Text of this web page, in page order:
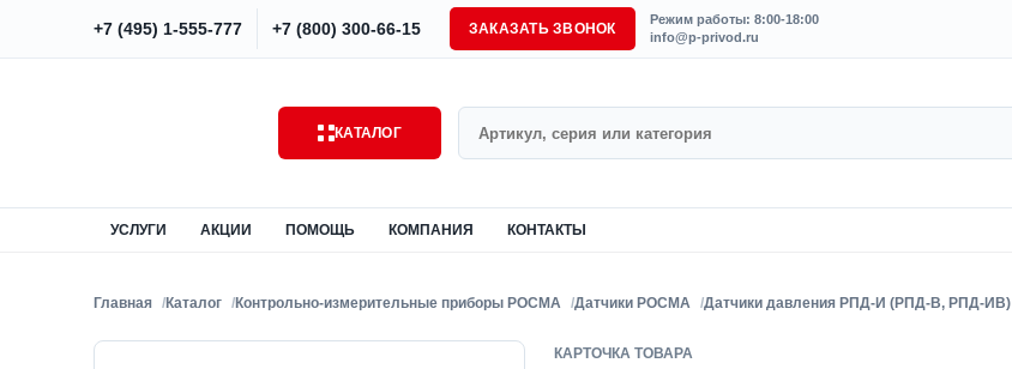
+7 (495) 1-555-777 +7 (800) 300-66-15 ЗАКАЗАТЬ ЗВОНОК
Режим работы: 8:00-18:00
info@p-privod.ru
КАТАЛОГ
УСЛУГИ АКЦИИ ПОМОЩЬ КОМПАНИЯ КОНТАКТЫ
Главная Каталог Контрольно-измерительные приборы РОСМА Датчики РОСМА Датчики давления РПД-И (РПД-В, РПД-ИВ)
КАРТОЧКА ТОВАРА